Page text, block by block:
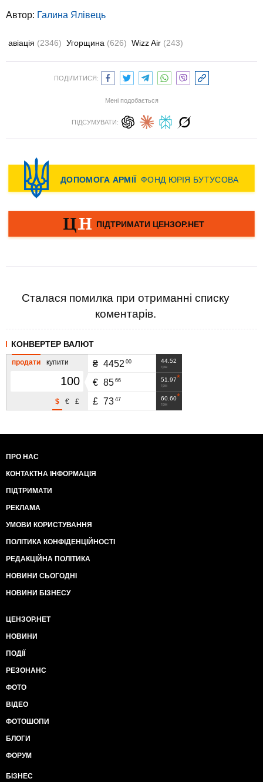
Автор: Галина Ялівець
авіація (2346) Угорщина (626) Wizz Air (243)
ПОДІЛИТИСЯ:
Мені подобається
ПІДСУМУВАТИ:
Сталася помилка при отриманні списку
коментарів.
КОНВЕРТЕР ВАЛЮТ
продати купити
£
€
$
44.52
грн
₴ 4452 00
51.97
грн
€ 85 66
60.60
грн
£ 73 47
ПРО НАС
КОНТАКТНА ІНФОРМАЦІЯ
ПІДТРИМАТИ
РЕКЛАМА
УМОВИ КОРИСТУВАННЯ
ПОЛІТИКА КОНФІДЕНЦІЙНОСТІ
РЕДАКЦІЙНА ПОЛІТИКА
НОВИНИ СЬОГОДНІ
НОВИНИ БІЗНЕСУ
ЦЕНЗОР.НЕТ
НОВИНИ
ПОДІЇ
РЕЗОНАНС
ФОТО
ВІДЕО
ФОТОШОПИ
БЛОГИ
ФОРУМ
БІЗНЕС